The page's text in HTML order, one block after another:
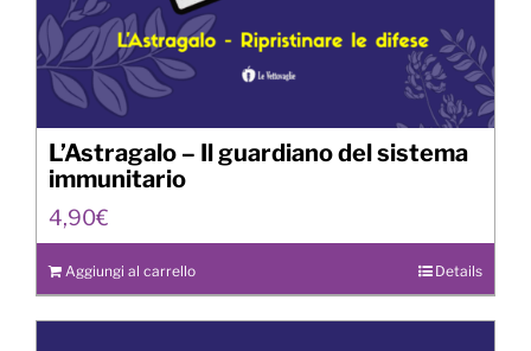
L’Astragalo – Il guardiano del sistema
immunitario
4,90€
Aggiungi al carrello Details